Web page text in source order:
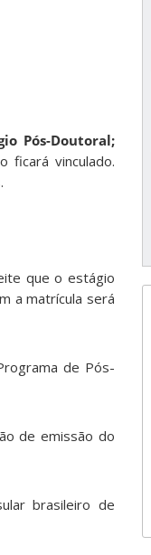
Pós-Doutoral;
ficará vinculado.
que o estágio
a matrícula será
de Pós-
de emissão do
brasileiro de